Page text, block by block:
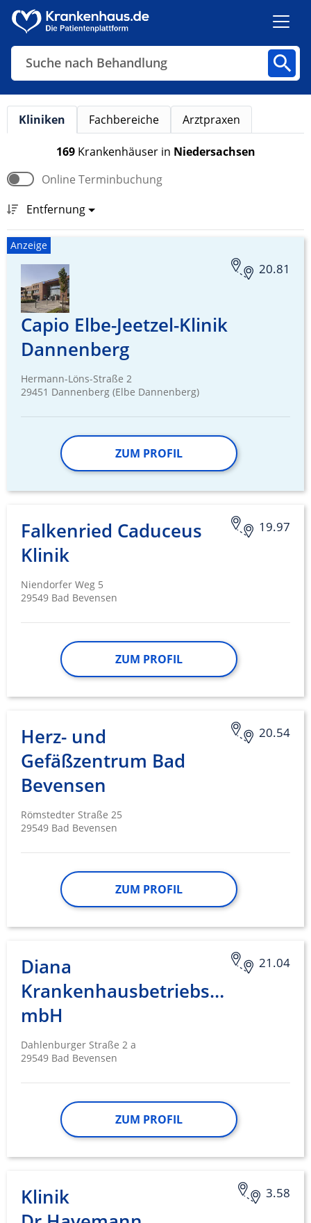
Suche nach Behandlung
Suche nach Diagnose
Kliniken Fachbereiche Arztpraxen
169 Krankenhäuser in Niedersachsen
Online Terminbuchung
Entfernung
Anzeige
20.81
Capio Elbe-Jeetzel-Klinik
Dannenberg
Hermann-Löns-Straße 2
29451 Dannenberg (Elbe Dannenberg)
ZUM PROFIL
19.97
Falkenried Caduceus
Klinik
Niendorfer Weg 5
29549 Bad Bevensen
ZUM PROFIL
20.54
Herz- und
Gefäßzentrum Bad
Bevensen
Römstedter Straße 25
29549 Bad Bevensen
ZUM PROFIL
21.04
Diana
mbH
Dahlenburger Straße 2 a
29549 Bad Bevensen
ZUM PROFIL
3.58
Klinik